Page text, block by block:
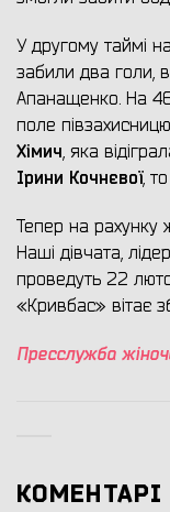
У другому таймі
забили два голи,
Апанащенко. На
поле
Хімич, яка
Ірини Кочнєвої,
Тепер на рахунку
Наші дівчата,
проведуть 22
«Кривбас» вітає
Пресслужба
КОМЕНТАРІ